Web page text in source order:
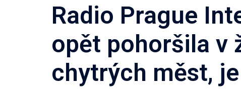
Radio Prague
opět pohoršila v
chytrých měst,